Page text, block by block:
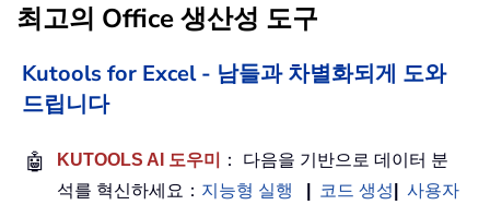
최고의 Office 생산성 도구
Kutools for Excel - 남들과 차별화되게 도와
드립니다
🤖 KUTOOLS AI 도우미
： 다음을 기반으로 데이터 분
석를 혁신하세요： 지능형 실행 코드 생성
사용자